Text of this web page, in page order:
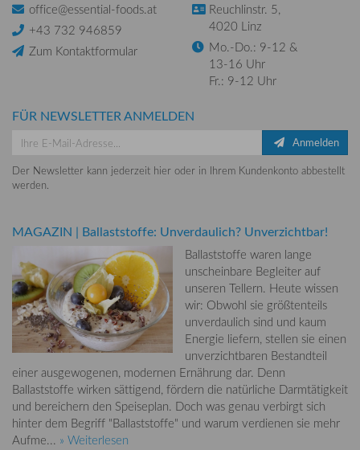
office@essential-foods.at
+43 732 946859
Zum Kontaktformular
Reuchlinstr. 5,
4020 Linz
Mo.-Do.: 9-12 &
13-16 Uhr
Fr.: 9-12 Uhr
FÜR NEWSLETTER ANMELDEN
Anmelden
Der Newsletter kann jederzeit hier oder in Ihrem Kundenkonto abbestellt
werden.
MAGAZIN | Ballaststoffe: Unverdaulich? Unverzichtbar!
Ballaststoffe waren lange
unscheinbare Begleiter auf
unseren Tellern. Heute wissen
wir: Obwohl sie größtenteils
unverdaulich sind und kaum
Energie liefern, stellen sie einen
unverzichtbaren Bestandteil
einer ausgewogenen, modernen Ernährung dar. Denn
Ballaststoffe wirken sättigend, fördern die natürliche Darmtätigkeit
und bereichern den Speiseplan. Doch was genau verbirgt sich
hinter dem Begriff "Ballaststoffe" und warum verdienen sie mehr
Aufme... » Weiterlesen